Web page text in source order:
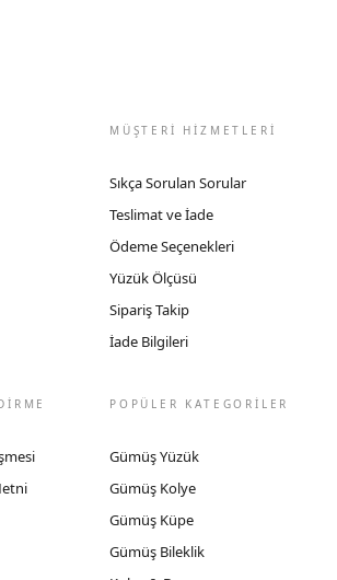
MÜŞTERİ HİZMETLERİ
Sıkça Sorulan Sorular
Teslimat ve İade
Ödeme Seçenekleri
Yüzük Ölçüsü
Sipariş Takip
İade Bilgileri
POPÜLER KATEGORİLER
Gümüş Yüzük
Gümüş Kolye
Gümüş Küpe
Gümüş Bileklik